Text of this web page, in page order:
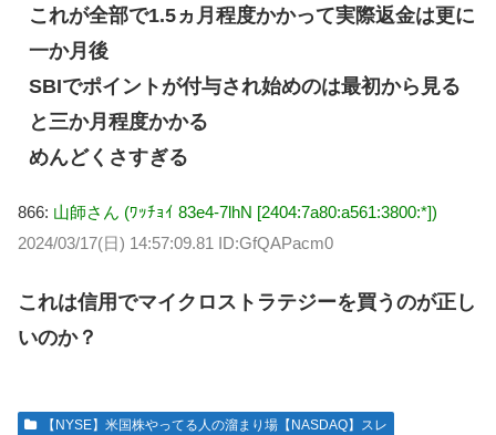
これが全部で1.5ヵ月程度かかって実際返金は更に
一か月後
SBIでポイントが付与され始めのは最初から見る
と三か月程度かかる
めんどくさすぎる
866: 山師さん (ﾜｯﾁｮｲ 83e4-7lhN [2404:7a80:a561:3800:*])
2024/03/17(日) 14:57:09.81 ID:GfQAPacm0
これは信用でマイクロストラテジーを買うのが正し
いのか？
【NYSE】米国株やってる人の溜まり場【NASDAQ】スレ